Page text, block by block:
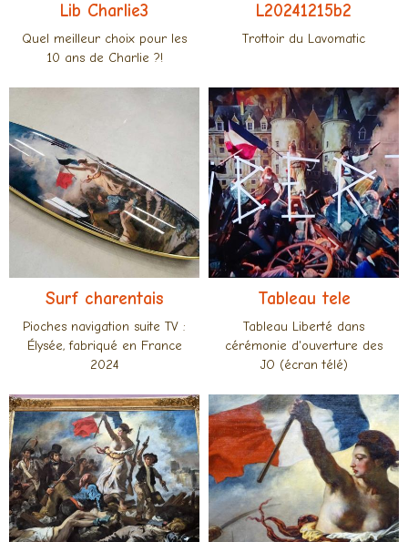
Lib Charlie3
Quel meilleur choix pour les
10 ans de Charlie ?!
L20241215b2
Trottoir du Lavomatic
Surf charentais
Pioches navigation suite TV :
Élysée, fabriqué en France
2024
Tableau tele
Tableau Liberté dans
cérémonie d'ouverture des
JO (écran télé)